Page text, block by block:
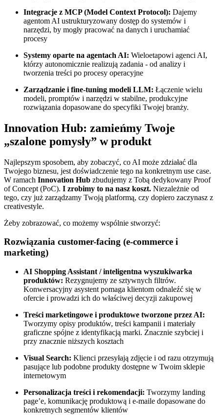
Integracje z MCP (Model Context Protocol): Dajemy
agentom AI ustrukturyzowany dostęp do systemów i
narzędzi, by mogły pracować na danych i uruchamiać
procesy
Systemy oparte na agentach AI: Wieloetapowi agenci AI,
którzy autonomicznie realizują zadania - od analizy i
tworzenia treści po procesy operacyjne
Zarządzanie i fine-tuning modeli LLM: Łączenie wielu
modeli, promptów i narzędzi w stabilne, produkcyjne
rozwiązania dopasowane do specyfiki Twojej branży.
Innovation Hub: zamieńmy Twoje
„szalone pomysły” w produkt
Najlepszym sposobem, aby zobaczyć, co AI może zdziałać dla
Twojego biznesu, jest doświadczenie tego na konkretnym use case.
W ramach Innovation Hub zbudujemy z Tobą dedykowany Proof
of Concept (PoC). I zrobimy to na nasz koszt. Niezależnie od
tego, czy już zarządzamy Twoją platformą, czy dopiero zaczynasz z
creativestyle.
Żeby zobrazować, co możemy wspólnie stworzyć:
Rozwiązania customer-facing (e-commerce i
marketing)
AI Shopping Assistant / inteligentna wyszukiwarka
produktów: Rezygnujemy ze sztywnych filtrów.
Konwersacyjny asystent pomaga klientom odnaleźć się w
ofercie i prowadzi ich do właściwej decyzji zakupowej
Treści marketingowe i produktowe tworzone przez AI:
Tworzymy opisy produktów, treści kampanii i materiały
graficzne spójne z identyfikacją marki. Znacznie szybciej i
przy znacznie niższych kosztach
Visual Search: Klienci przesyłają zdjęcie i od razu otrzymują
pasujące lub podobne produkty dostępne w Twoim sklepie
internetowym
Personalizacja treści i rekomendacji: Tworzymy landing
page’e, komunikację produktową i e-maile dopasowane do
konkretnych segmentów klientów